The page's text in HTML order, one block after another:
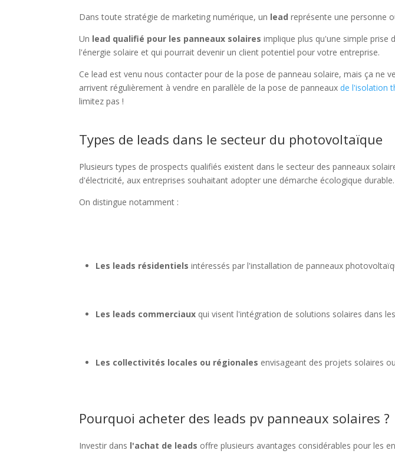
Dans toute stratégie de marketing numérique, un lead représente une personne
Un lead qualifié pour les panneaux solaires implique plus qu'une simple
l'énergie solaire et qui pourrait devenir un client potentiel pour votre entreprise.
Ce lead est venu nous contacter pour de la pose de panneau solaire, mais ça ne
arrivent régulièrement à vendre en parallèle de la pose de panneauxde l'isolation
limitez pas !
Types de leads dans le secteur du photovoltaïque
Plusieurs types de prospects qualifiés existent dans le secteur des panneaux
d'électricité, aux entreprises souhaitant adopter une démarche écologique durable.
On distingue notamment :
Les leads résidentiels intéressés par l'installation de panneaux
Les leads commerciaux qui visent l'intégration de solutions solaires dans
Les collectivités locales ou régionales envisageant des projets solaires
Pourquoi acheter des leads pv panneaux solaires ?
Investir dans l'achat de leads offre plusieurs avantages considérables pour les